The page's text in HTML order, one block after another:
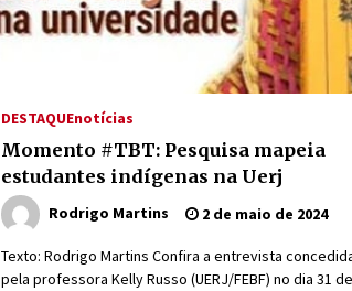
DESTAQUEnotícias
Momento #TBT: Pesquisa mapeia
estudantes indígenas na Uerj
Rodrigo Martins 2 de maio de 2024
Texto: Rodrigo Martins Confira a entrevista
pela professora Kelly Russo (UERJ/FEBF) no dia 31 de